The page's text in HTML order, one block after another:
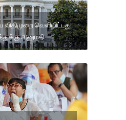
விதிமுறை வெளியிட்டது
அனுமதி